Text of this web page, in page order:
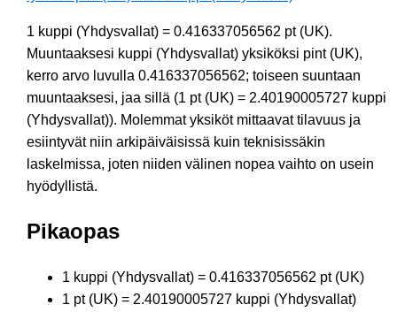
1 kuppi (Yhdysvallat) = 0.416337056562 pt (UK).
Muuntaaksesi kuppi (Yhdysvallat) yksiköksi pint (UK),
kerro arvo luvulla 0.416337056562; toiseen suuntaan
muuntaaksesi, jaa sillä (1 pt (UK) = 2.40190005727 kuppi
(Yhdysvallat)). Molemmat yksiköt mittaavat tilavuus ja
esiintyvät niin arkipäiväisissä kuin teknisissäkin
laskelmissa, joten niiden välinen nopea vaihto on usein
hyödyllistä.
Pikaopas
1 kuppi (Yhdysvallat) = 0.416337056562 pt (UK)
1 pt (UK) = 2.40190005727 kuppi (Yhdysvallat)